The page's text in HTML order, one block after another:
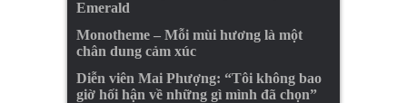
Emerald
Monotheme – Mỗi mùi hương là một
chân dung cảm xúc
Diễn viên Mai Phượng: “Tôi không bao
giờ hối hận về những gì mình đã chọn”